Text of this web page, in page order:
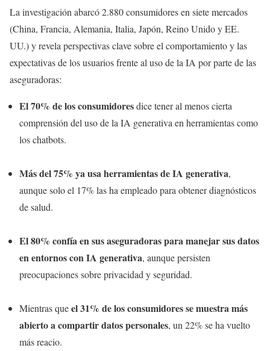
La investigación abarcó 2.880 consumidores en siete mercados
(China, Francia, Alemania, Italia, Japón, Reino Unido y EE.
UU.) y revela perspectivas clave sobre el comportamiento y las
expectativas de los usuarios frente al uso de la IA por parte de las
aseguradoras:
El 70% de los consumidoresdice tener al menos cierta
comprensión del uso de la IA generativa en herramientas como
los chatbots.
Más del 75% ya usa herramientas de IA generativa,
aunque solo el 17% las ha empleado para obtener diagnósticos
de salud.
El 80% confía en sus aseguradoras para manejar sus datos
en entornos con IA generativa, aunque persisten
preocupaciones sobre privacidad y seguridad.
Mientras queel 31% de los consumidores se muestra más
abierto a compartir datos personales, un 22% se ha vuelto
más reacio.